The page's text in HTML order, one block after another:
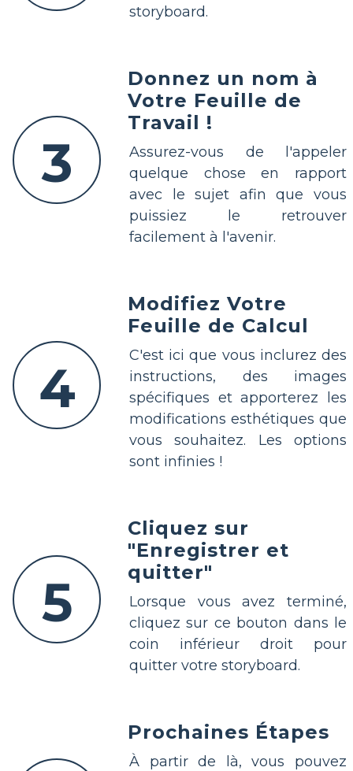
storyboard.
3
Donnez un nom à
Votre Feuille de
Travail !
Assurez-vous de l'appeler
quelque chose en rapport
avec le sujet afin que vous
puissiez le retrouver
facilement à l'avenir.
4
Modifiez Votre
Feuille de Calcul
C'est ici que vous inclurez des
instructions, des images
spécifiques et apporterez les
modifications esthétiques que
vous souhaitez. Les options
sont infinies !
5
Cliquez sur
"Enregistrer et
quitter"
Lorsque vous avez terminé,
cliquez sur ce bouton dans le
coin inférieur droit pour
quitter votre storyboard.
Prochaines Étapes
À partir de là, vous pouvez